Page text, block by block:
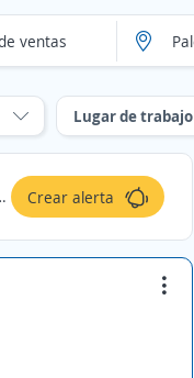
Lugar de trabajo
Crear alerta